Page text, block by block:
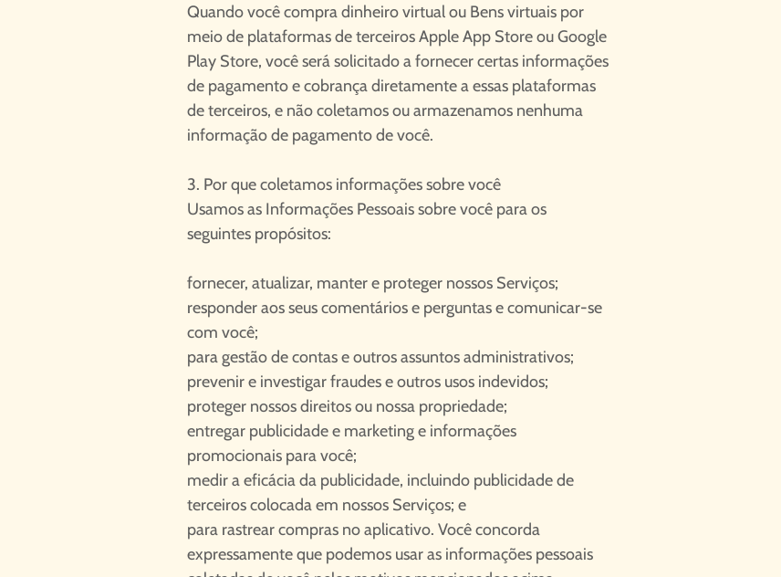
Quando você compra dinheiro virtual ou Bens virtuais por
meio de plataformas de terceiros Apple App Store ou Google
Play Store, você será solicitado a fornecer certas informações
de pagamento e cobrança diretamente a essas plataformas
de terceiros, e não coletamos ou armazenamos nenhuma
informação de pagamento de você.
3. Por que coletamos informações sobre você
Usamos as Informações Pessoais sobre você para os
seguintes propósitos:
fornecer, atualizar, manter e proteger nossos Serviços;
responder aos seus comentários e perguntas e comunicar-se
com você;
para gestão de contas e outros assuntos administrativos;
prevenir e investigar fraudes e outros usos indevidos;
proteger nossos direitos ou nossa propriedade;
entregar publicidade e marketing e informações
promocionais para você;
medir a eficácia da publicidade, incluindo publicidade de
terceiros colocada em nossos Serviços; e
para rastrear compras no aplicativo. Você concorda
expressamente que podemos usar as informações pessoais